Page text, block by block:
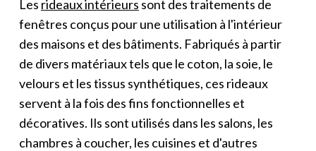
Les rideaux intérieurs sont des traitements de
fenêtres conçus pour une utilisation à l'intérieur
des maisons et des bâtiments. Fabriqués à partir
de divers matériaux tels que le coton, la soie, le
velours et les tissus synthétiques, ces rideaux
servent à la fois des fins fonctionnelles et
décoratives. Ils sont utilisés dans les salons, les
chambres à coucher, les cuisines et d'autres